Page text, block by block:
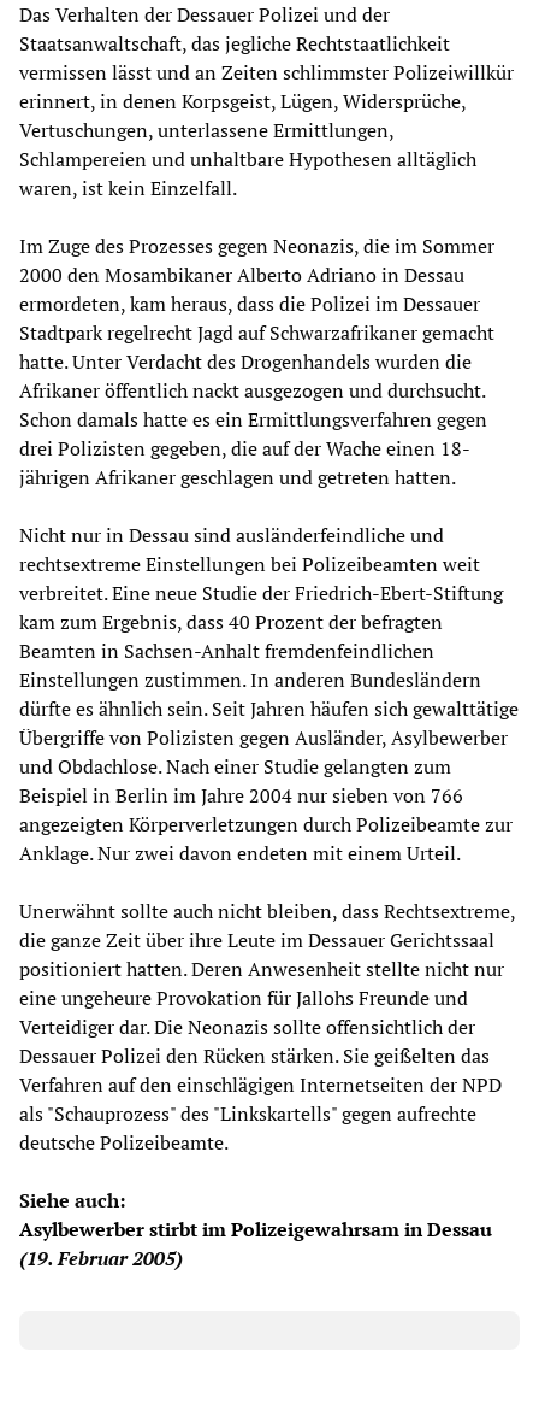
Das Verhalten der Dessauer Polizei und der
Staatsanwaltschaft, das jegliche Rechtstaatlichkeit
vermissen lässt und an Zeiten schlimmster Polizeiwillkür
erinnert, in denen Korpsgeist, Lügen, Widersprüche,
Vertuschungen, unterlassene Ermittlungen,
Schlampereien und unhaltbare Hypothesen alltäglich
waren, ist kein Einzelfall.
Im Zuge des Prozesses gegen Neonazis, die im Sommer
2000 den Mosambikaner Alberto Adriano in Dessau
ermordeten, kam heraus, dass die Polizei im Dessauer
Stadtpark regelrecht Jagd auf Schwarzafrikaner gemacht
hatte. Unter Verdacht des Drogenhandels wurden die
Afrikaner öffentlich nackt ausgezogen und durchsucht.
Schon damals hatte es ein Ermittlungsverfahren gegen
drei Polizisten gegeben, die auf der Wache einen 18-
jährigen Afrikaner geschlagen und getreten hatten.
Nicht nur in Dessau sind ausländerfeindliche und
rechtsextreme Einstellungen bei Polizeibeamten weit
verbreitet. Eine neue Studie der Friedrich-Ebert-Stiftung
kam zum Ergebnis, dass 40 Prozent der befragten
Beamten in Sachsen-Anhalt fremdenfeindlichen
Einstellungen zustimmen. In anderen Bundesländern
dürfte es ähnlich sein. Seit Jahren häufen sich gewalttätige
Übergriffe von Polizisten gegen Ausländer, Asylbewerber
und Obdachlose. Nach einer Studie gelangten zum
Beispiel in Berlin im Jahre 2004 nur sieben von 766
angezeigten Körperverletzungen durch Polizeibeamte zur
Anklage. Nur zwei davon endeten mit einem Urteil.
Unerwähnt sollte auch nicht bleiben, dass Rechtsextreme,
die ganze Zeit über ihre Leute im Dessauer Gerichtssaal
positioniert hatten. Deren Anwesenheit stellte nicht nur
eine ungeheure Provokation für Jallohs Freunde und
Verteidiger dar. Die Neonazis sollte offensichtlich der
Dessauer Polizei den Rücken stärken. Sie geißelten das
Verfahren auf den einschlägigen Internetseiten der NPD
als "Schauprozess" des "Linkskartells" gegen aufrechte
deutsche Polizeibeamte.
Siehe auch:
Asylbewerber stirbt im Polizeigewahrsam in Dessau
(19. Februar 2005)